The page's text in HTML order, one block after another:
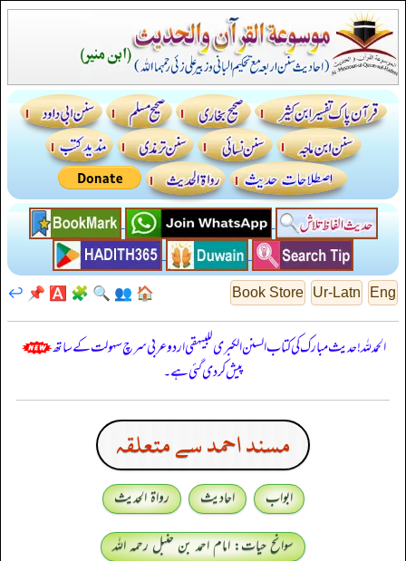
Eng
Ur-Latn
Book Store
🏠
👥
🔍
🧩
🅰️
📌
↩️
الحمدللہ! حدیث مبارک کی کتاب السنن الكبرى للبيهقي اردو عربی سرچ سہولت کے ساتھ
پیش کر دی گئی ہے۔
مسند احمد سے متعلقہ
ابواب احادیث
رواۃ الحدیث
سوانح حیات: امام احمد بن حنبل رحمہ اللہ